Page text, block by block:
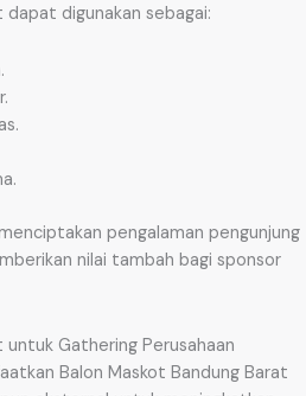
dapat digunakan sebagai:
pengalaman pengunjung
nilai tambah bagi sponsor
Gathering Perusahaan
Balon Maskot Bandung Barat